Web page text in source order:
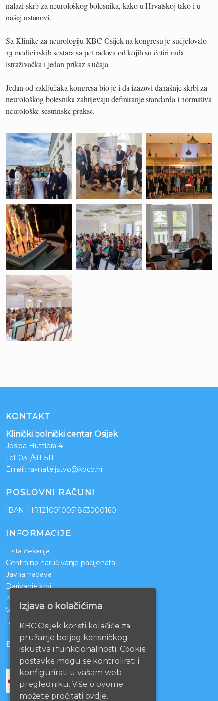
nalazi skrb za neurološkog bolesnika, kako u Hrvatskoj tako i u
našoj ustanovi.
Sa Klinike za neurologiju KBC Osijek na kongresu je sudjelovalo
13 medicinskih sestara sa pet radova od kojih su četiri rada
istraživačka i jedan prikaz slučaja.
Jedan od zaključaka kongresa bio je i da izazovi današnje skrbi za
neurološkog bolesnika zahtijevaju definiranje standarda i normativa
neurološke sestrinske prakse.
KONTAKT
Klinički bolnički centar Osijek
Josipa Huttlera 4
Tel: 031/511-511
Email: ravnateljstvo@kbco.hr
POSLOVNI RAČUNI
IBAN: HR1210010051863000160
INFORMACIJE
Lista čekanja
Centralno naručivanje pacijenata
Javna nabava
Darivanje krvi
KBCO Webmail
Sestrinstvo KBC Osijek
Izjava o pristupačnosti mrežnih stranica
BOLNICE PARTNERI
Izjava o kolačićima
KBC Osijek koristi kolačiće za
pružanje boljeg korisničkog
iskustva i funkcionalnosti. Cookie
postavke mogu se kontrolirati i
konfigurirati u vašem web
pregledniku. Više o ovome
možete pročitati ovdje.